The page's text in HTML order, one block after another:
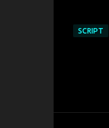
SCRIPT